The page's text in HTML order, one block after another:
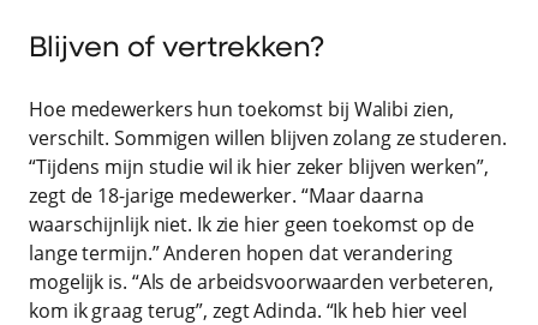
Blijven of vertrekken?
Hoe medewerkers hun toekomst bij Walibi zien,
verschilt. Sommigen willen blijven zolang ze studeren.
“Tijdens mijn studie wil ik hier zeker blijven werken”,
zegt de 18-jarige medewerker. “Maar daarna
waarschijnlijk niet. Ik zie hier geen toekomst op de
lange termijn.” Anderen hopen dat verandering
mogelijk is. “Als de arbeidsvoorwaarden verbeteren,
kom ik graag terug”, zegt Adinda. “Ik heb hier veel